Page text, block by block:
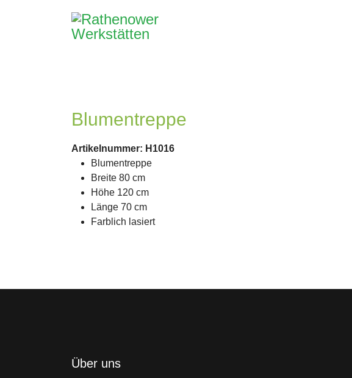
Blumentreppe
Artikelnummer: H1016
Blumentreppe
Breite 80 cm
Höhe 120 cm
Länge 70 cm
Farblich lasiert
Über uns